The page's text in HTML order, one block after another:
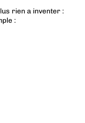
rien a inventer :
: